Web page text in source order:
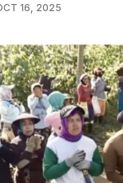
16, 2025